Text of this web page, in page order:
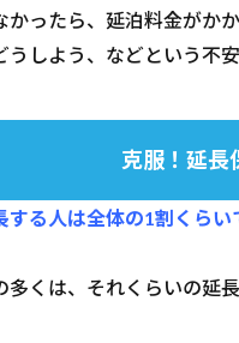
かったら、延泊料金がか
うしよう、などという不
克服！延長
する人は全体の1割くら
多くは、それくらいの延